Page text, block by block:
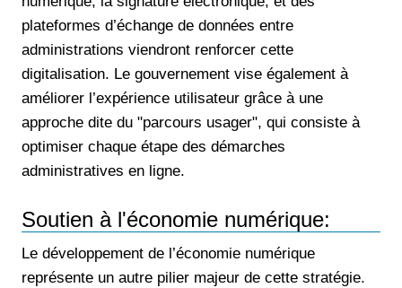
plateformes d’échange de données entre
administrations viendront renforcer cette
digitalisation. Le gouvernement vise également à
améliorer l’expérience utilisateur grâce à une
approche dite du "parcours usager", qui consiste à
optimiser chaque étape des démarches
administratives en ligne.
Soutien à l'économie numérique:
Le développement de l’économie numérique
représente un autre pilier majeur de cette stratégie.